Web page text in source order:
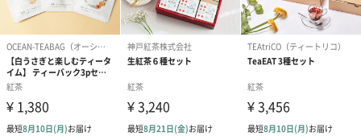
一日のご褒美タイムに
フルーツの豊かな香りは、1日の疲れを癒してくれるはずです
お洒落なティータイムを過ごしませんか？
友人への贈り物やお手土産としてもおすすめです。